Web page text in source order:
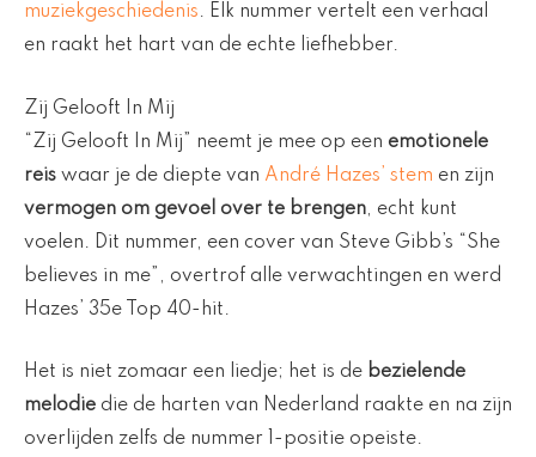
muziekgeschiedenis. Elk nummer vertelt een verhaal
en raakt het hart van de echte liefhebber.
Zij Gelooft In Mij
“Zij Gelooft In Mij” neemt je mee op een emotionele
reis waar je de diepte van André Hazes’ stem en zijn
vermogen om gevoel over te brengen, echt kunt
voelen. Dit nummer, een cover van Steve Gibb’s “She
believes in me”, overtrof alle verwachtingen en werd
Hazes’ 35e Top 40-hit.
Het is niet zomaar een liedje; het is de bezielende
melodie die de harten van Nederland raakte en na zijn
overlijden zelfs de nummer 1-positie opeiste.